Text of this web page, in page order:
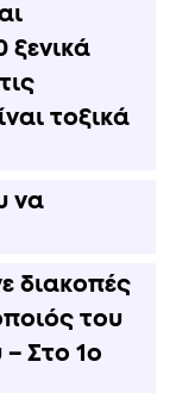
ξενικά
τοξικά
να
διακοπές
του
Στο 1ο